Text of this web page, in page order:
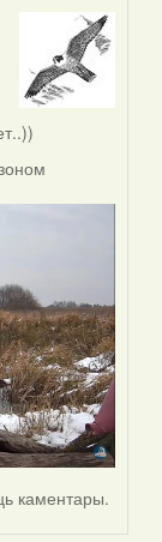
каментары.